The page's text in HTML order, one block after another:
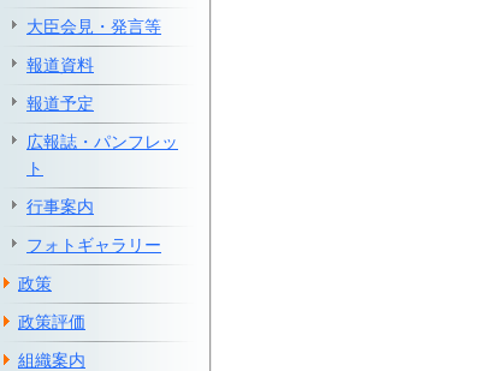
大臣会見・発言等
報道資料
報道予定
広報誌・パンフレッ
ト
行事案内
フォトギャラリー
政策
政策評価
組織案内